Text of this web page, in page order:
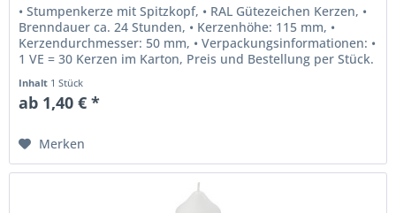
• Stumpenkerze mit Spitzkopf, • RAL Gütezeichen Kerzen, •
Brenndauer ca. 24 Stunden, • Kerzenhöhe: 115 mm, •
Kerzendurchmesser: 50 mm, • Verpackungsinformationen: •
1 VE = 30 Kerzen im Karton, Preis und Bestellung per Stück.
Inhalt 1 Stück
ab 1,40 € *
Merken